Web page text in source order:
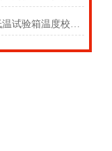
从控温原理看高低温试验箱温度校准的必要性